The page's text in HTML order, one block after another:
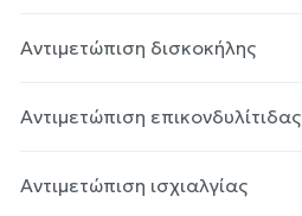
Αντιμετώπιση δισκοκήλης
Αντιμετώπιση επικονδυλίτιδας
Αντιμετώπιση ισχιαλγίας